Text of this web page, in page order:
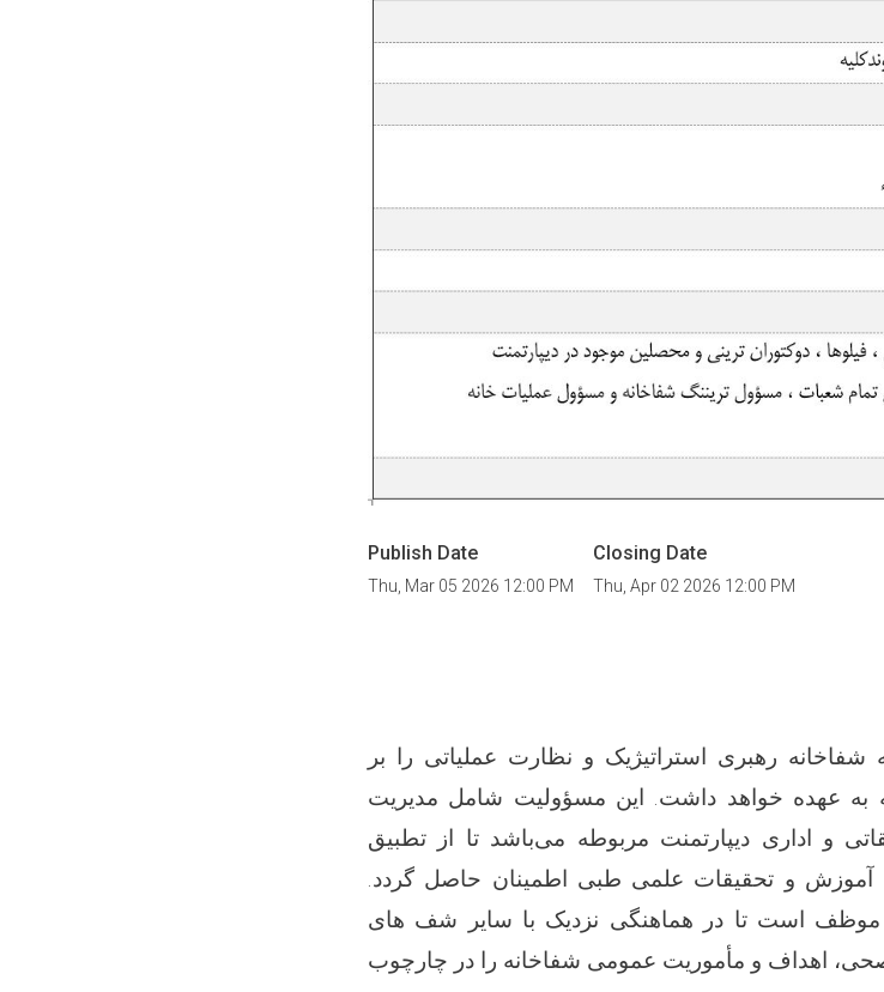
Publish Date
Thu, Mar 05 2026 12:00 PM
Closing Date
Thu, Apr 02 2026 12:00 PM
شفاخانه رهبری استراتیژیک و نظارت عملیاتی را بر
به عهده خواهد داشت. این مسؤولیت شامل مدیریت
و اداری دیپارتمنت مربوطه می‌باشد تا از تطبیق
آموزش و تحقیقات علمی طبی اطمینان حاصل گردد.
موظف است تا در هماهنگی نزدیک با سایر شف های
صحی، اهداف و مأموریت عمومی شفاخانه را در چارچوب